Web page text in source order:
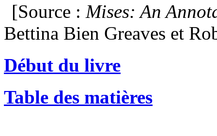
[Source : Mises: An
Bettina Bien Greaves et
Début du livre
Table des matières